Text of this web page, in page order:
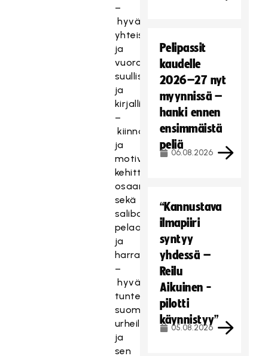
–
hyvät
yhteistyö-
ja
vuorovaikutustaidot,
suullisesti
ja
kirjallisesti;
–
kiinnostusta
ja
motivaatiota
kehittää
osaamistasi
sekä
salibandyn
pelaamista
ja
harrastamista;
–
hyvä
tuntemus
suomalaisesta
urheilukentästä
ja
sen
Pelipassit
kaudelle
2026–27 nyt
myynnissä –
hanki ennen
ensimmäistä
peliä
06.08.2026
“Kannustava
ilmapiiri
syntyy
yhdessä –
Reilu
Aikuinen -
pilotti
käynnistyy”
05.08.2026